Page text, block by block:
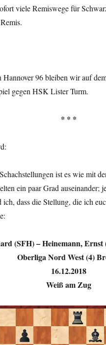
viele Remiswege für
96 bleiben wir auf
gegen HSK Lister Turm.
* * *
ist es wie mit
ein paar Grad auseinander;
dass die Stellung, die ich
(SFH) – Heinemann,
Oberliga Nord West (4)
16.12.2018
Weiß am Zug